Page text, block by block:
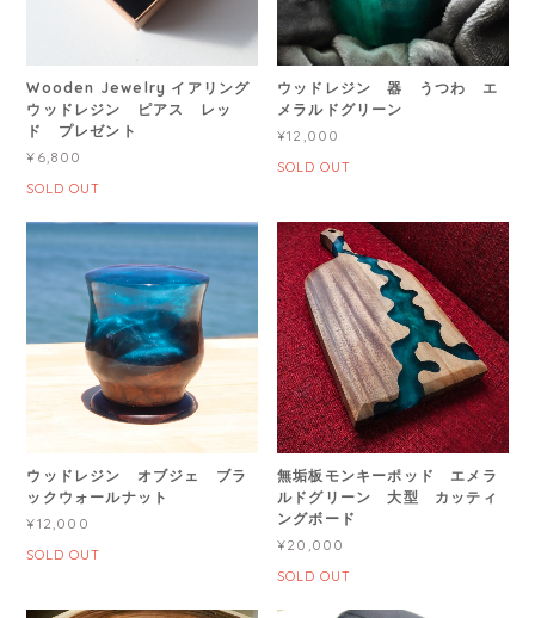
Wooden Jewelry イアリング
ウッドレジン ピアス レッ
ド プレゼント
¥6,800
SOLD OUT
ウッドレジン 器 うつわ エ
メラルドグリーン
¥12,000
SOLD OUT
ウッドレジン オブジェ ブラ
ックウォールナット
¥12,000
SOLD OUT
無垢板モンキーポッド エメラ
ルドグリーン 大型 カッティ
ングボード
¥20,000
SOLD OUT